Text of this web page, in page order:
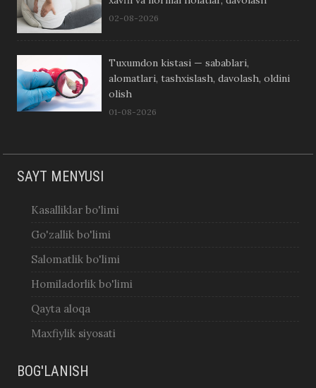
02-08-2026
Tuxumdon kistasi — sabablari,
alomatlari, tashxislash, davolash, oldini
olish
01-08-2026
SAYT MENYUSI
Kasalliklar bo'limi
Go'zallik bo'limi
Salomatlik bo'limi
Homiladorlik bo'limi
Qayta aloqa
Maxfiylik siyosati
BOG'LANISH